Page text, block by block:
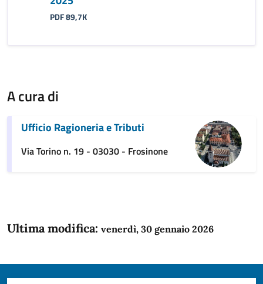
PDF 89,7K
A cura di
Ufficio Ragioneria e Tributi
Via Torino n. 19 - 03030 - Frosinone
Ultima modifica: venerdì, 30 gennaio 2026